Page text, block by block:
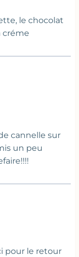
le chocolat
créme
cannelle sur
un peu
pour le retour